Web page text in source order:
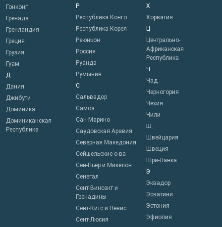
Гонконг
Гренада
Гренландия
Греция
Грузия
Гуам
Д
Дания
Джибути
Доминика
Доминиканская
Республика
Р
Республика Конго
Республика Корея
Реюньон
Россия
Руанда
Румыния
С
Сальвадор
Самоа
Сан-Марино
Саудовская Аравия
Северная Македония
Сейшельские о-ва
Сен-Пьер и Микелон
Сенегал
Сент-Винсент и
Гренадины
Сент-Китс и Невис
Сент-Люсия
Х
Хорватия
Ц
Центрально-
Африканская
Республика
Ч
Чад
Черногория
Чехия
Чили
Ш
Швейцария
Швеция
Шри-Ланка
Э
Эквадор
Эсватини
Эстония
Эфиопия